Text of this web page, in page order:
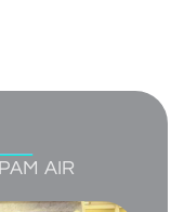
PAM AIR